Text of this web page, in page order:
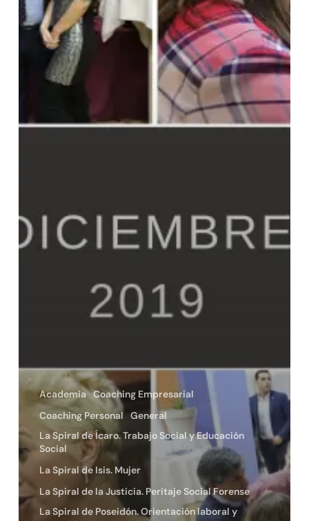
Academia Coaching Empresarial
Coaching Personal
General
La Spiral de Ícaro. Trabajo Social y Educación
Social
La Spiral de Isis. Mujer
La Spiral de la Justicia. Peritaje Social Forense
La Spiral de Poseidón. Orientación laboral y